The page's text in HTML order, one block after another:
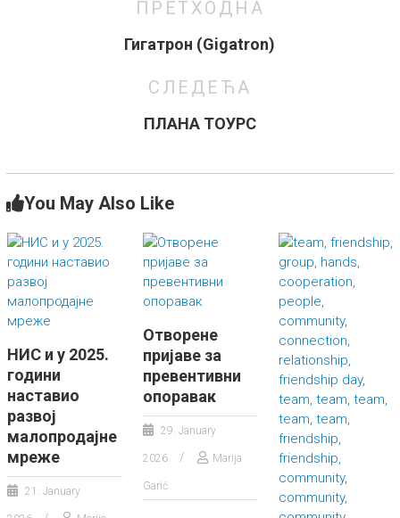
ПРЕТХОДНА
Гигатрон (Gigatron)
СЛЕДЕЋА
ПЛАНА ТОУРС
You May Also Like
НИС и у 2025.
години
наставио
развој
малопродајне
мреже
21. January
Отворене
пријаве за
превентивни
опоравак
29. January
2026. Marija
Garić